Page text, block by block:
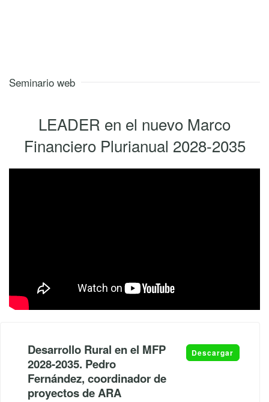
Seminario web
LEADER en el nuevo Marco
Financiero Plurianual 2028-2035
Desarrollo Rural en el MFP
2028-2035. Pedro
Fernández, coordinador de
proyectos de ARA
Descargar